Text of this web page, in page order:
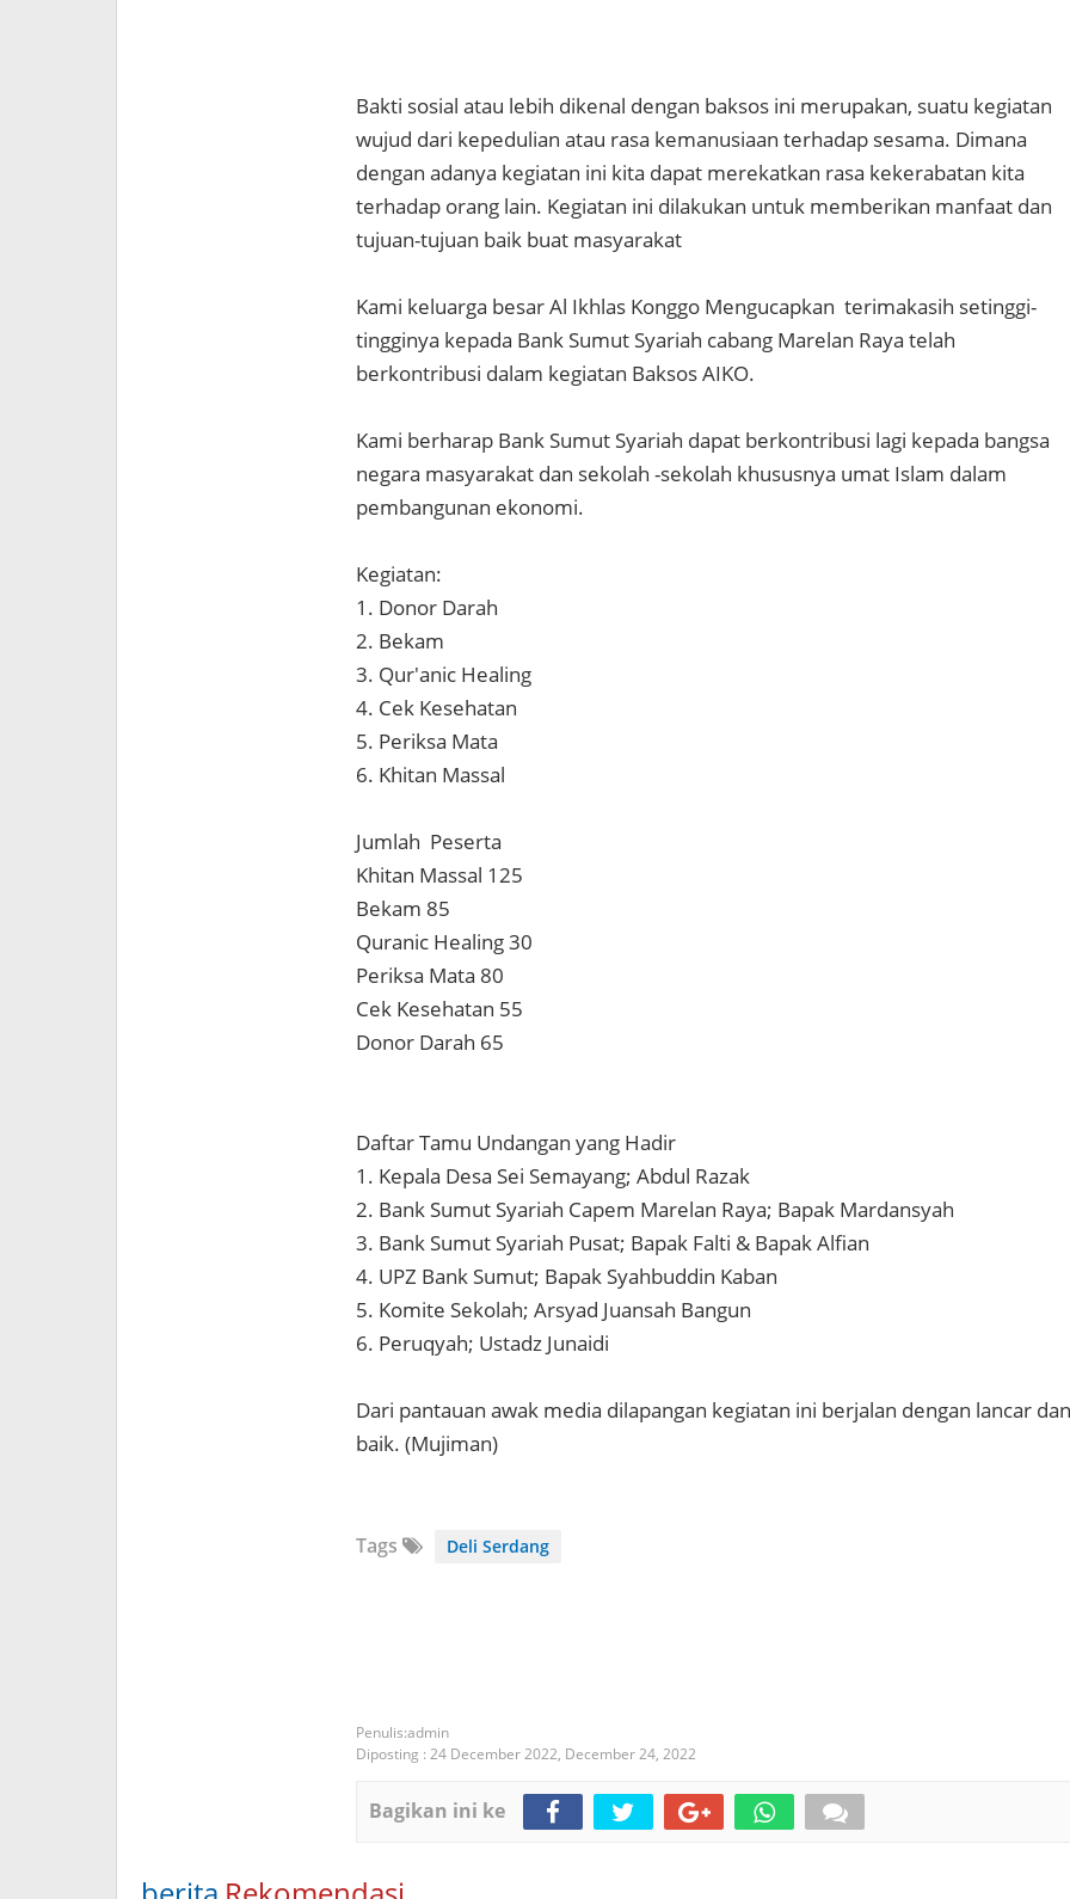
Bakti sosial atau lebih dikenal dengan baksos ini merupakan, suatu kegiatan
wujud dari kepedulian atau rasa kemanusiaan terhadap sesama. Dimana
dengan adanya kegiatan ini kita dapat merekatkan rasa kekerabatan kita
terhadap orang lain. Kegiatan ini dilakukan untuk memberikan manfaat dan
tujuan-tujuan baik buat masyarakat
Kami keluarga besar Al Ikhlas Konggo Mengucapkan terimakasih setinggi-
tingginya kepada Bank Sumut Syariah cabang Marelan Raya telah
berkontribusi dalam kegiatan Baksos AIKO.
Kami berharap Bank Sumut Syariah dapat berkontribusi lagi kepada bangsa
negara masyarakat dan sekolah -sekolah khususnya umat Islam dalam
pembangunan ekonomi.
Kegiatan:
1. Donor Darah
2. Bekam
3. Qur'anic Healing
4. Cek Kesehatan
5. Periksa Mata
6. Khitan Massal
Jumlah Peserta
Khitan Massal 125
Bekam 85
Quranic Healing 30
Periksa Mata 80
Cek Kesehatan 55
Donor Darah 65
Daftar Tamu Undangan yang Hadir
1. Kepala Desa Sei Semayang; Abdul Razak
2. Bank Sumut Syariah Capem Marelan Raya; Bapak Mardansyah
3. Bank Sumut Syariah Pusat; Bapak Falti & Bapak Alfian
4. UPZ Bank Sumut; Bapak Syahbuddin Kaban
5. Komite Sekolah; Arsyad Juansah Bangun
6. Peruqyah; Ustadz Junaidi
Dari pantauan awak media dilapangan kegiatan ini berjalan dengan lancar dan
baik. (Mujiman)
Tags Deli Serdang
admin
Diposting : 24 December 2022, December 24, 2022
Bagikan ini ke